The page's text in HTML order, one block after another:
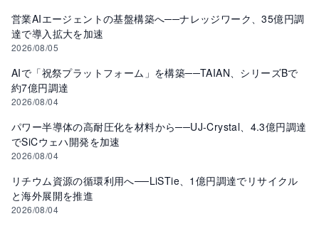
営業AIエージェントの基盤構築へ──ナレッジワーク、35億円調
達で導入拡大を加速
2026/08/05
AIで「祝祭プラットフォーム」を構築──TAIAN、シリーズBで
約7億円調達
2026/08/04
パワー半導体の高耐圧化を材料から──UJ-Crystal、4.3億円調達
でSiCウェハ開発を加速
2026/08/04
リチウム資源の循環利用へ──LiSTie、1億円調達でリサイクル
と海外展開を推進
2026/08/04